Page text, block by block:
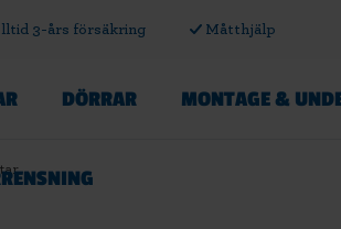
3-års försäkring Måtthjälp
DÖRRAR MONTAGE &